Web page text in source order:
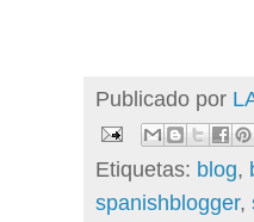
Publicado por
Etiquetas: blog,
spanishblogger,